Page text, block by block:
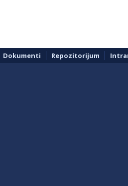
Dokumenti Repozitorijum